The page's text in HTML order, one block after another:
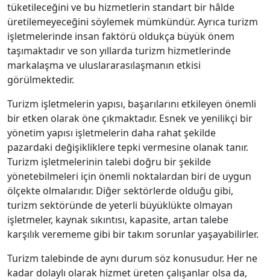
tüketileceğini ve bu hizmetlerin standart bir hâlde
üretilemeyeceğini söylemek mümkündür. Ayrıca turizm
işletmelerinde insan faktörü oldukça büyük önem
taşımaktadır ve son yıllarda turizm hizmetlerinde
markalaşma ve uluslararasılaşmanın etkisi
görülmektedir.
Turizm işletmelerin yapısı, başarılarını etkileyen önemli
bir etken olarak öne çıkmaktadır. Esnek ve yenilikçi bir
yönetim yapısı işletmelerin daha rahat şekilde
pazardaki değişikliklere tepki vermesine olanak tanır.
Turizm işletmelerinin talebi doğru bir şekilde
yönetebilmeleri için önemli noktalardan biri de uygun
ölçekte olmalarıdır. Diğer sektörlerde olduğu gibi,
turizm sektöründe de yeterli büyüklükte olmayan
işletmeler, kaynak sıkıntısı, kapasite, artan talebe
karşılık verememe gibi bir takım sorunlar yaşayabilirler.
Turizm talebinde de aynı durum söz konusudur. Her ne
kadar dolaylı olarak hizmet üreten çalışanlar olsa da,